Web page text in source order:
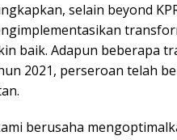
selain beyond
baik. Adapun beberapa
2021, perseroan telah
berusaha